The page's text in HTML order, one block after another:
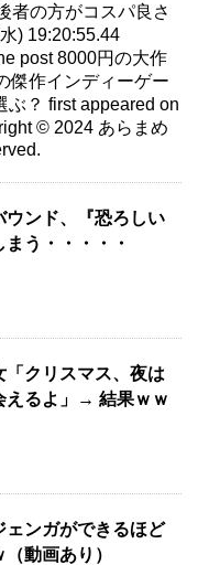
者の方がコスパ良さ
) 19:20:55.44
post 8000円の大作
傑作インディーゲー
ぶ？ first appeared on
© 2024 あらまめ
ウンド、『恐ろしい
う・・・・・
「クリスマス、夜は
えるよ」→ 結果ｗｗ
ェンガができるほど
動画あり）